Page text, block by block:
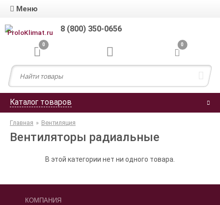
Меню
8 (800) 350-0656
0 0
Каталог товаров
Главная » Вентиляция
Вентиляторы радиальные
В этой категории нет ни одного товара.
КОМПАНИЯ